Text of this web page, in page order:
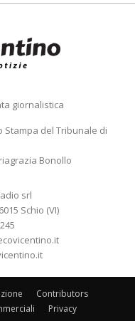
giornalistica
Stampa del Tribunale di
Bonollo
srl
Schio (VI)
Contributors
Privacy